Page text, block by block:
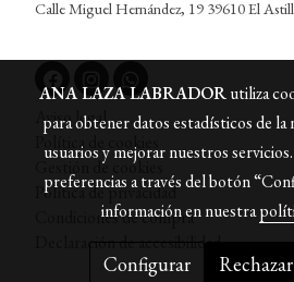
Calle Miguel Hernández, 19 39610 El
Aviso legal
Política de cookies
Gestión de cookies
Política de privacidad
Condiciones de compra
Declaración de accesibilidad
ANA LAZA LABRADORutiliza
para obtener datos estadísticos de la
usuarios y mejorar nuestros
preferencias a través del botón
información en nuestra
Configurar Rechazar